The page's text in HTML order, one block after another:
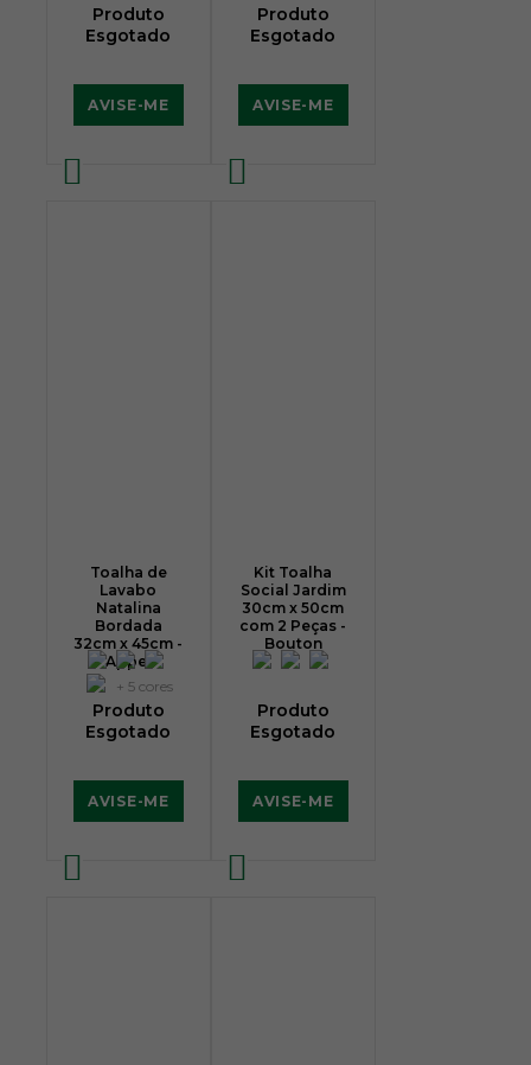
Produto
Esgotado
AVISE-ME
Produto
Esgotado
AVISE-ME
Toalha de
Lavabo
Natalina
Bordada
32cm x 45cm -
Appel
+ 5 cores
Produto
Esgotado
AVISE-ME
Kit Toalha
Social Jardim
30cm x 50cm
com 2 Peças -
Bouton
Produto
Esgotado
AVISE-ME